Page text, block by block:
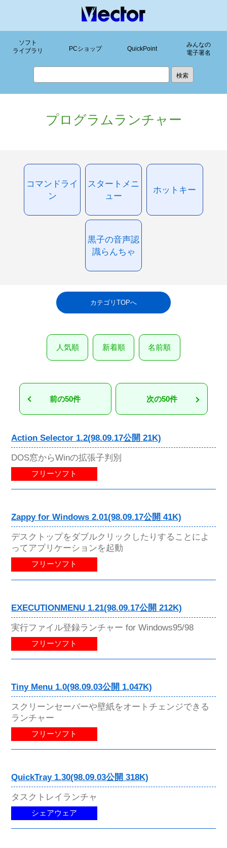
ソフト
ライブラリ
PCショップ QuickPoint
みんなの
電子署名
プログラムランチャー
コマンドライ
ン
スタートメニ
ュー
ホットキー
黒子の音声認
識らんちゃ
カテゴリTOPへ
人気順 新着順 名前順
前の50件 次の50件
Action Selector 1.2(98.09.17公開 21K)
DOS窓からWinの拡張子判別
フリーソフト
Zappy for Windows 2.01(98.09.17公開 41K)
デスクトップをダブルクリックしたりすることによ
ってアプリケーションを起動
フリーソフト
EXECUTIONMENU 1.21(98.09.17公開 212K)
実行ファイル登録ランチャー for Windows95/98
フリーソフト
Tiny Menu 1.0(98.09.03公開 1,047K)
スクリーンセーバーや壁紙をオートチェンジできる
ランチャー
フリーソフト
QuickTray 1.30(98.09.03公開 318K)
タスクトレイランチャ
シェアウェア